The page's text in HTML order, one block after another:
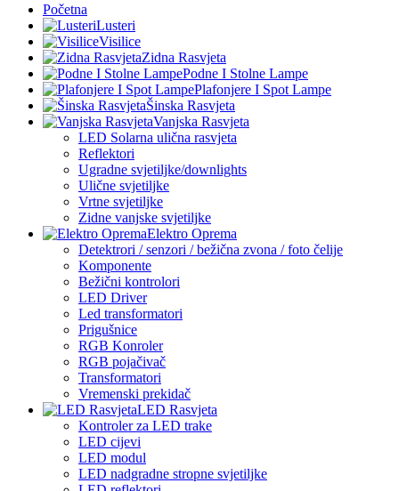
Početna
Lusteri
Visilice
Zidna Rasvjeta
Podne I Stolne Lampe
Plafonjere I Spot Lampe
Šinska Rasvjeta
Vanjska Rasvjeta
LED Solarna ulična rasvjeta
Reflektori
Ugradne svjetiljke/downlights
Ulične svjetiljke
Vrtne svjetiljke
Zidne vanjske svjetiljke
Elektro Oprema
Detektrori / senzori / bežična zvona / foto čelije
Komponente
Bežični kontrolori
LED Driver
Led transformatori
Prigušnice
RGB Konroler
RGB pojačivač
Transformatori
Vremenski prekidač
LED Rasvjeta
Kontroler za LED trake
LED cijevi
LED modul
LED nadgradne stropne svjetiljke